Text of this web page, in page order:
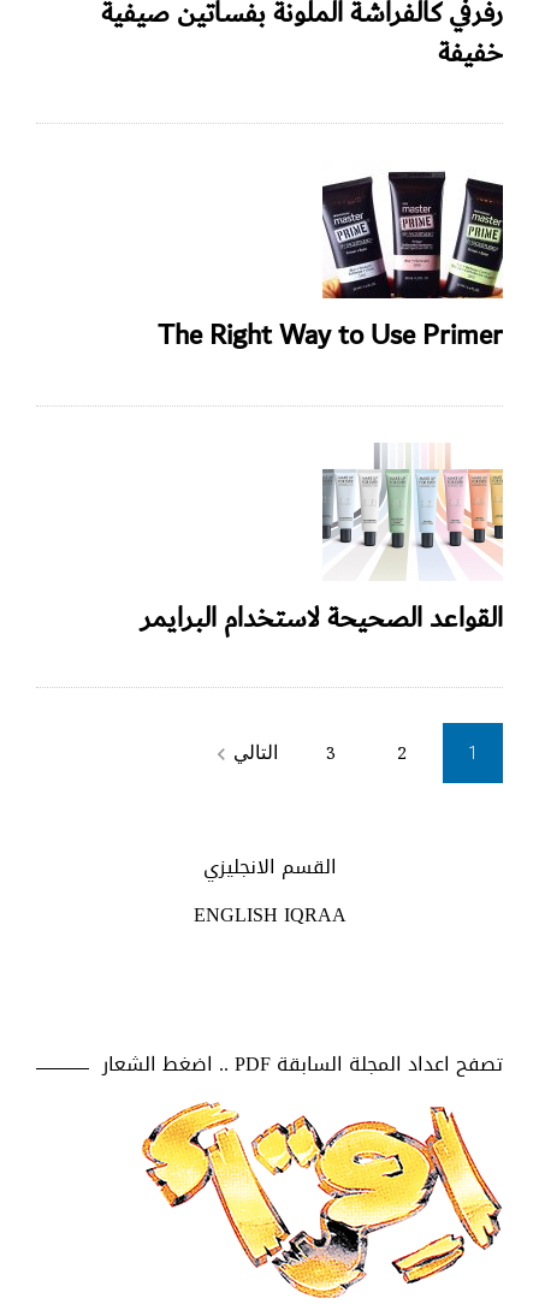
رفرفي كالفراشة الملونة بفساتين صيفية
خفيفة
The Right Way to Use Primer
القواعد الصحيحة لاستخدام البرايمر
pagination
1
2
3 التالي navigate_next
القسم الانجليزي
ENGLISH IQRAA
تصفح اعداد المجلة السابقة PDF .. اضغط الشعار